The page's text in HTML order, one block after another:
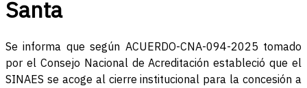
Santa
Se informa que según ACUERDO-CNA-094-2025 tomado
por el Consejo Nacional de Acreditación estableció que el
SINAES se acoge al cierre institucional para la concesión a